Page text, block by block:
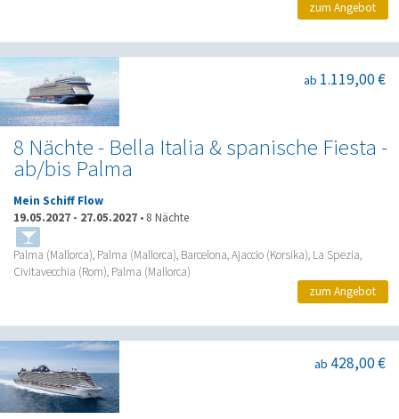
zum Angebot
8 Nächte - Bella Italia & spanische Fiesta -
ab/bis Palma
ab 1.119,00 €
Mein Schiff Flow
19.05.2027 - 27.05.2027 • 8 Nächte
Palma (Mallorca), Palma (Mallorca), Barcelona, Ajaccio (Korsika), La Spezia,
Civitavecchia (Rom), Palma (Mallorca)
zum Angebot
ab 428,00 €